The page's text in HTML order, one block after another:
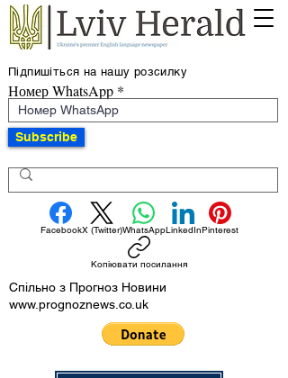
Підпишіться на нашу розсилку
Номер WhatsApp
Subscribe
FacebookX (Twitter)WhatsAppLinkedInPinterest
Копіювати посилання
Спільно з Прогноз Новини
www.prognoznews.co.uk